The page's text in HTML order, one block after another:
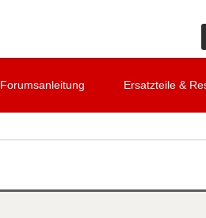
Forumsanleitung Ersatzteile &